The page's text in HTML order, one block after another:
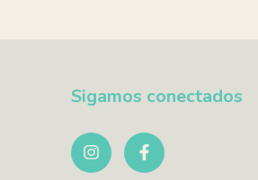
Sigamos conectados